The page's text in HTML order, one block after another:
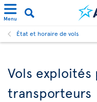
Menu
État et horaire de vols
Vols exploités
transporteurs